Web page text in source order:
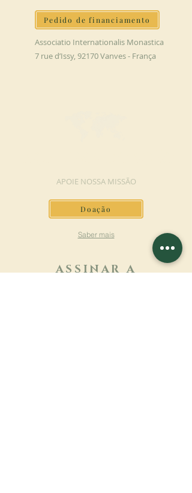
Pedido de financiamento
Associatio Internationalis Monastica
7 rue d’Issy, 92170 Vanves - França
APOIE NOSSA MISSÃO
Doação
Saber mais
ASSINAR A